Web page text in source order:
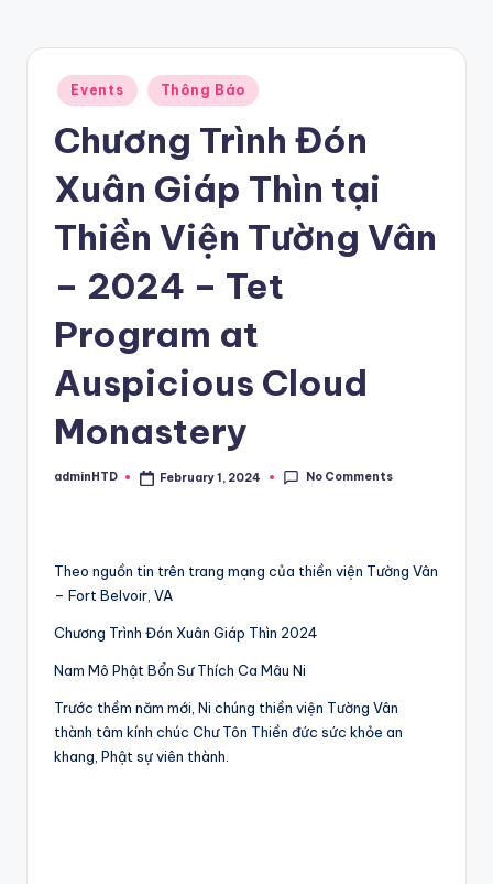
Posted
in
Events Thông Báo
Chương Trình Đón
Xuân Giáp Thìn tại
Thiền Viện Tường Vân
– 2024 – Tet
Program at
Auspicious Cloud
Monastery
Posted
adminHTD February 1, 2024 No Comments
Theo nguồn tin trên trang mạng của thiền viện Tường Vân
– Fort Belvoir, VA
Chương Trình Đón Xuân Giáp Thìn 2024
Nam Mô Phật Bổn Sư Thích Ca Mâu Ni
Trước thềm năm mới, Ni chúng thiền viện Tường Vân
thành tâm kính chúc Chư Tôn Thiền đức sức khỏe an
khang, Phật sự viên thành.